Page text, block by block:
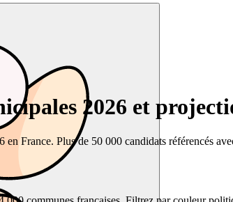
2026 et
France. Plus de 50 000 candidats référencés